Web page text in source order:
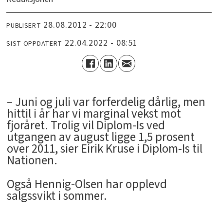
PUBLISERT 28.08.2012 - 22:00
SIST OPPDATERT 22.04.2022 - 08:51
– Juni og juli var forferdelig dårlig, men
hittil i år har vi marginal vekst mot
fjoråret. Trolig vil Diplom-Is ved
utgangen av august ligge 1,5 prosent
over 2011, sier Eirik Kruse i Diplom-Is til
Nationen.
Også Hennig-Olsen har opplevd
salgssvikt i sommer.